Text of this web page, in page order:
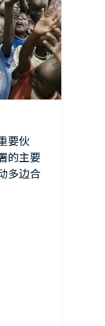
要伙
的主要
多边合